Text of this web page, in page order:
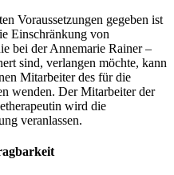
Voraussetzungen gegeben ist
Einschränkung von
bei der Annemarie Rainer –
sind, verlangen möchte, kann
Mitarbeiter des für die
wenden. Der Mitarbeiter der
wird die
veranlassen.